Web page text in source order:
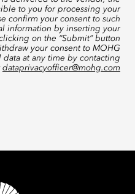
to you for processing your
confirm your consent to such
information by inserting your
on the “Submit” button
your consent to MOHG
at any time by contacting
dataprivacyofficer@mohg.com